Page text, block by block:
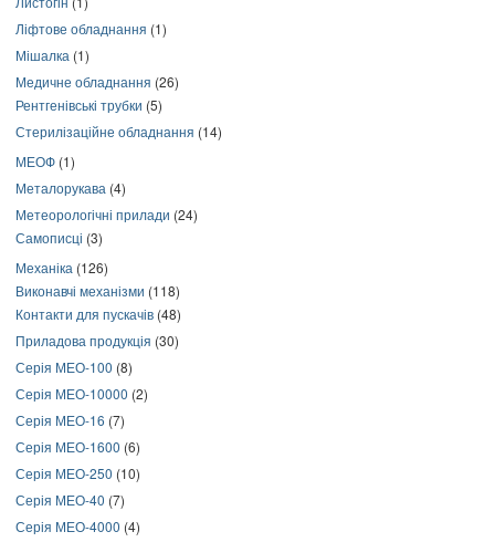
Ліфтове обладнання (1)
Мішалка (1)
Медичне обладнання (26)
Рентгенівські трубки (5)
Стерилізаційне обладнання (14)
МЕОФ (1)
Металорукава (4)
Метеорологічні прилади (24)
Самописці (3)
Механіка (126)
Виконавчі механізми (118)
Контакти для пускачів (48)
Приладова продукція (30)
Серія МЕО-100 (8)
Серія МЕО-10000 (2)
Серія МЕО-16 (7)
Серія МЕО-1600 (6)
Серія МЕО-250 (10)
Серія МЕО-40 (7)
Серія МЕО-4000 (4)